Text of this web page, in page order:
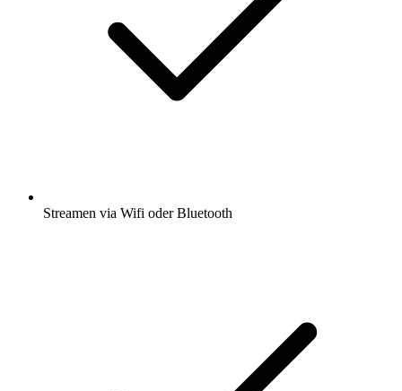
Streamen via Wifi oder Bluetooth